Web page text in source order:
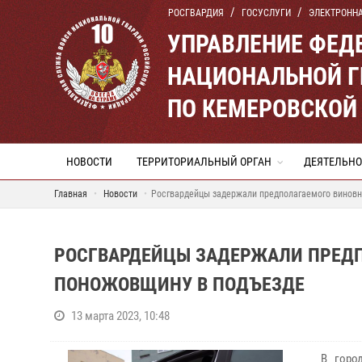
РОСГВАРДИЯ ГОСУСЛУГИ
УПРАВЛЕНИЕ
НАЦИОНАЛЬНОЙ
ПО
НОВОСТИ ТЕРРИТОРИАЛЬНЫЙ ОРГАН
Главная Новости Росгвардейцы задержали предполагаемого
РОСГВАРДЕЙЦЫ ЗАДЕРЖАЛИ
ПОНОЖОВЩИНУ В ПОДЪЕЗДЕ
13 марта 2023, 10:48
В